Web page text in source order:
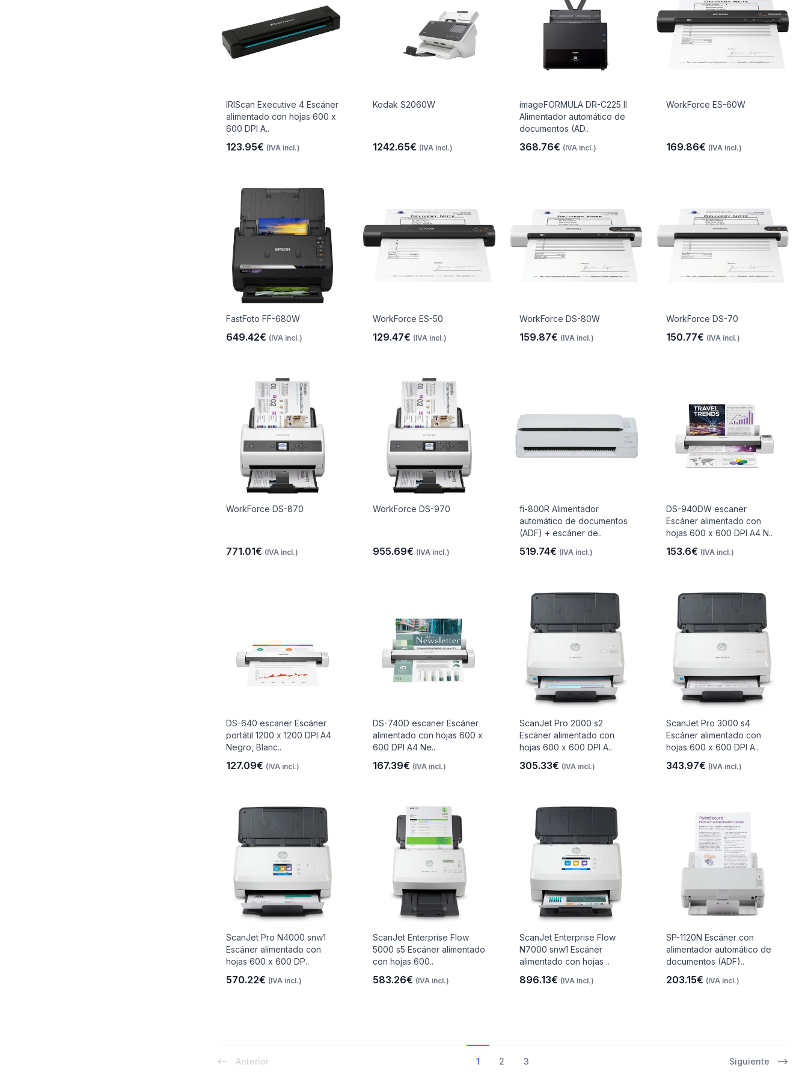
IRIScan Executive 4 Escáner
alimentado con hojas 600 x
600 DPI A..
123.95€ (IVA incl.)
Kodak S2060W
1242.65€ (IVA incl.)
imageFORMULA DR-C225 II
Alimentador automático de
documentos (AD..
368.76€ (IVA incl.)
WorkForce ES-60W
169.86€ (IVA incl.)
FastFoto FF-680W
649.42€ (IVA incl.)
WorkForce ES-50
129.47€ (IVA incl.)
WorkForce DS-80W
159.87€ (IVA incl.)
WorkForce DS-70
150.77€ (IVA incl.)
WorkForce DS-870
771.01€ (IVA incl.)
WorkForce DS-970
955.69€ (IVA incl.)
fi-800R Alimentador
automático de documentos
(ADF) + escáner de..
519.74€ (IVA incl.)
DS-940DW escaner
Escáner alimentado con
hojas 600 x 600 DPI A4 N..
153.6€ (IVA incl.)
DS-640 escaner Escáner
portátil 1200 x 1200 DPI A4
Negro, Blanc..
127.09€ (IVA incl.)
DS-740D escaner Escáner
alimentado con hojas 600 x
600 DPI A4 Ne..
167.39€ (IVA incl.)
ScanJet Pro 2000 s2
Escáner alimentado con
hojas 600 x 600 DPI A..
305.33€ (IVA incl.)
ScanJet Pro 3000 s4
Escáner alimentado con
hojas 600 x 600 DPI A..
343.97€ (IVA incl.)
ScanJet Pro N4000 snw1
Escáner alimentado con
hojas 600 x 600 DP..
570.22€ (IVA incl.)
ScanJet Enterprise Flow
5000 s5 Escáner alimentado
con hojas 600..
583.26€ (IVA incl.)
ScanJet Enterprise Flow
N7000 snw1 Escáner
alimentado con hojas ..
896.13€ (IVA incl.)
SP-1120N Escáner con
alimentador automático de
documentos (ADF)..
203.15€ (IVA incl.)
Anterior 1 2 3 Siguiente